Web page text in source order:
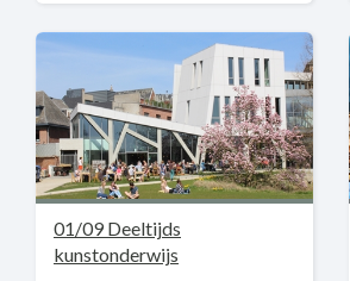
01/09 Deeltijds
kunstonderwijs